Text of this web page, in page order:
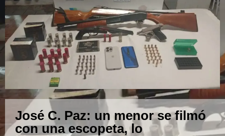
José C. Paz: un menor se filmó
con una escopeta, lo